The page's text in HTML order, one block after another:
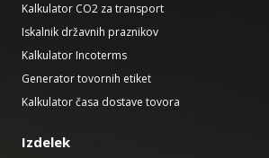
Kalkulator CO2 za transport
Iskalnik državnih praznikov
Kalkulator Incoterms
Generator tovornih etiket
Kalkulator časa dostave tovora
Izdelek